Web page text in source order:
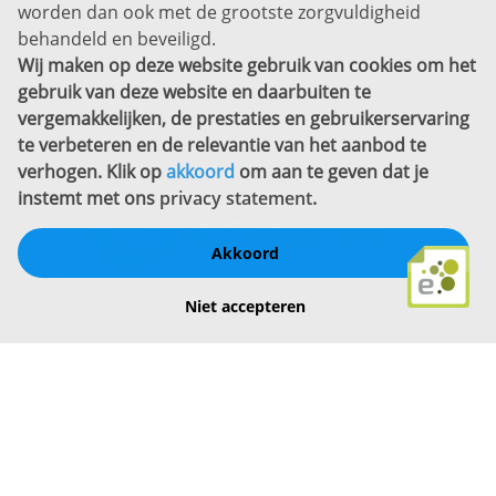
Copyright
Bekijk ook eens
worden dan ook met de grootste zorgvuldigheid
behandeld en beveiligd.
Wij maken op deze website gebruik van cookies om het
gebruik van deze website en daarbuiten te
vergemakkelijken, de prestaties en gebruikerservaring
te verbeteren en de relevantie van het aanbod te
verhogen. Klik opakkoord om aan te geven dat je
instemt met ons privacy statement.
Akkoord
Niet accepteren